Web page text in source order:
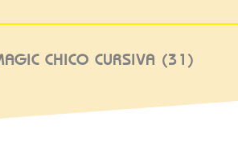
CHICO CURSIVA (31)